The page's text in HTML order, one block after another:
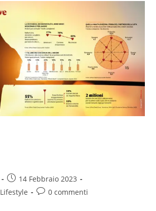
14 Febbraio 2023
Lifestyle 0 commenti